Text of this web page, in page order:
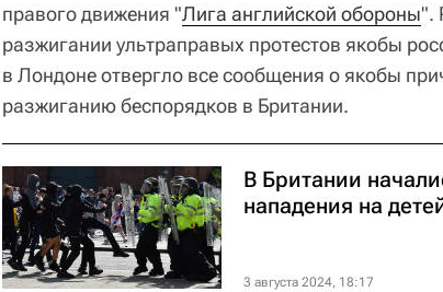
правого движения "Лига английской обороны".
разжигании ультраправых протестов якобы
в Лондоне отвергло все сообщения о якобы
разжиганию беспорядков в Британии.
В Британии
нападения на
3 августа 2024, 18:17